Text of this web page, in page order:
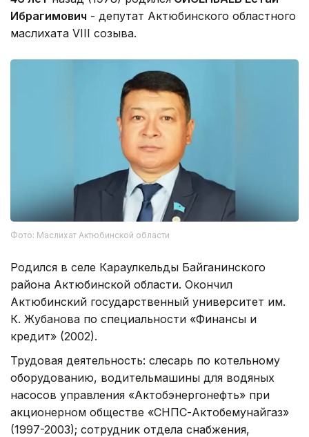
Ибрагимович - депутат Актюбинского областного
маслихата VIII созыва.
Фото: Маслихат Актюбинской области
Родился в селе Караулкельды Байганинского
района Актюбинской области. Окончил
Актюбинский государственный университет им.
К. Жубанова по специальности «Финансы и
кредит» (2002).
Трудовая деятельность: слесарь по котельному
оборудованию, водительмашины для водяных
насосов управления «Актобэнергонефть» при
акционерном обществе «СНПС-Актобемунайгаз»
(1997-2003); сотрудник отдела снабжения,